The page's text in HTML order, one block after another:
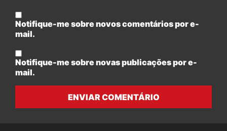
Notifique-me sobre novos comentários por e-
mail.
Notifique-me sobre novas publicações por e-
mail.
ENVIAR COMENTÁRIO